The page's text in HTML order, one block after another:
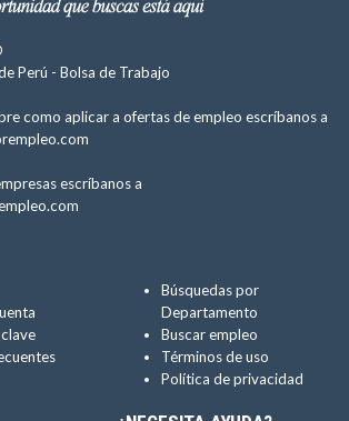
Perú - Bolsa de Trabajo
como aplicar a ofertas de empleo escríbanos a
escríbanos a
Búsquedas por
Departamento
Buscar empleo
Términos de uso
Política de privacidad